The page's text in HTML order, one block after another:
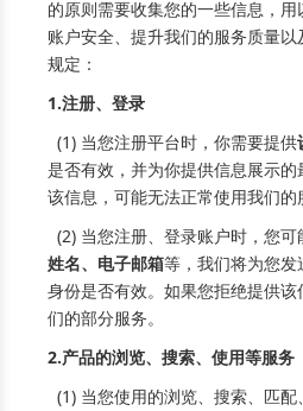
的原则需要收集您的一些信息，
账户安全、提升我们的服务质量
规定：
1.注册、登录
(1) 当您注册平台时，你需要提供
是否有效，并为你提供信息展示
该信息，可能无法正常使用我们的
(2) 当您注册、登录账户时，您可
姓名、电子邮箱等，我们将为您
身份是否有效。如果您拒绝提供
们的部分服务。
2.产品的浏览、搜索、使用等服务
(1) 当您使用的浏览、搜索、匹